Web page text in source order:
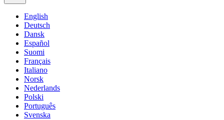
English
Deutsch
Dansk
Español
Suomi
Français
Italiano
Norsk
Nederlands
Polski
Português
Svenska